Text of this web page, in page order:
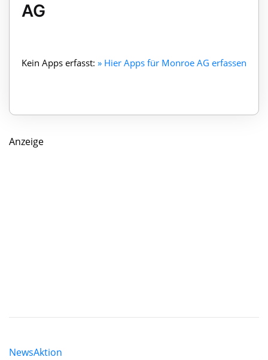
AG
Kein Apps erfasst: » Hier Apps für Monroe AG erfassen
Anzeige
NewsAktion